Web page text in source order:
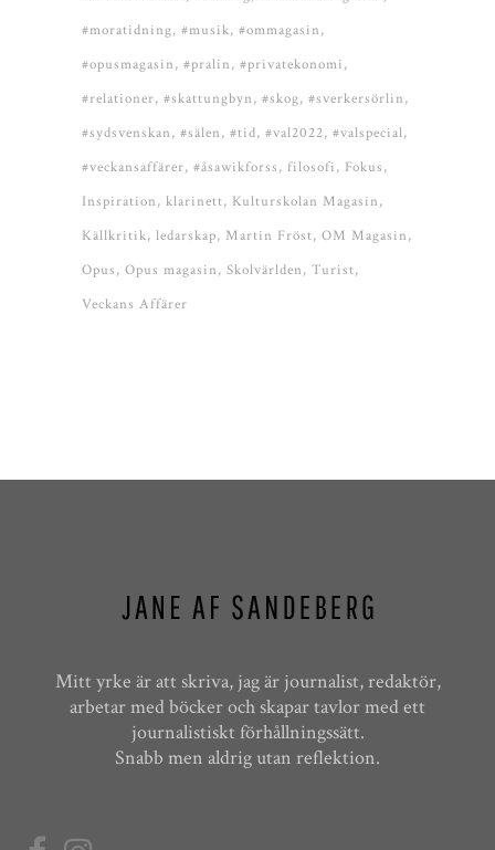
#moratidning #musik #ommagasin
#opusmagasin #pralin #privatekonomi
#relationer #skattungbyn #skog #sverkersörlin
#sydsvenskan #sälen #tid #val2022 #valspecial
#veckansaffärer #åsawikforss filosofi
Fokus
Inspiration klarinett Kulturskolan Magasin
Källkritik ledarskap Martin Fröst OM Magasin
Opus Opus magasin Skolvärlden Turist
Veckans Affärer
Mitt yrke är att skriva, jag är journalist, redaktör,
arbetar med böcker och skapar tavlor med ett
journalistiskt förhållningssätt.
Snabb men aldrig utan reflektion.